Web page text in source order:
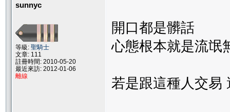
sunnyc
等級: 聖騎士
文章: 111
註冊時間: 2010-05-20
最近來訪: 2012-01-06
離線
開口都是髒話
心態根本就是流氓
若是跟這種人交易